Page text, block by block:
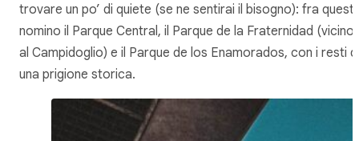
trovare un po’ di quiete (se ne sentirai il bisogno): fra questi
nomino il Parque Central, il Parque de la Fraternidad (vicino
al Campidoglio) e il Parque de los Enamorados, con i resti di
una prigione storica.